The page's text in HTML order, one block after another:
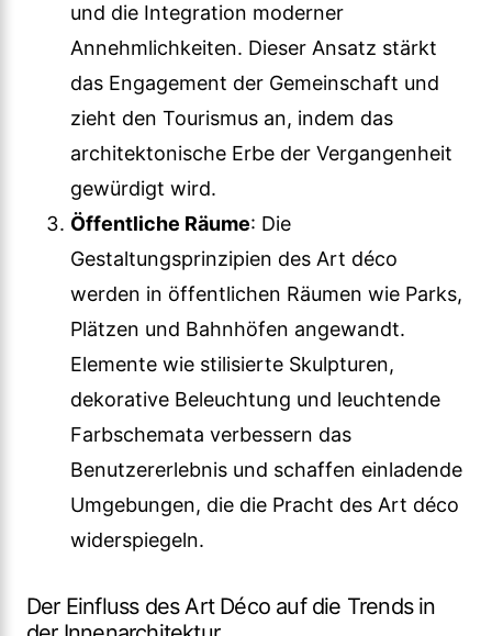
und die Integration moderner
Annehmlichkeiten. Dieser Ansatz stärkt
das Engagement der Gemeinschaft und
zieht den Tourismus an, indem das
architektonische Erbe der Vergangenheit
gewürdigt wird.
Öffentliche Räume: Die
Gestaltungsprinzipien des Art déco
werden in öffentlichen Räumen wie Parks,
Plätzen und Bahnhöfen angewandt.
Elemente wie stilisierte Skulpturen,
dekorative Beleuchtung und leuchtende
Farbschemata verbessern das
Benutzererlebnis und schaffen einladende
Umgebungen, die die Pracht des Art déco
widerspiegeln.
Der Einfluss des Art Déco auf die Trends in